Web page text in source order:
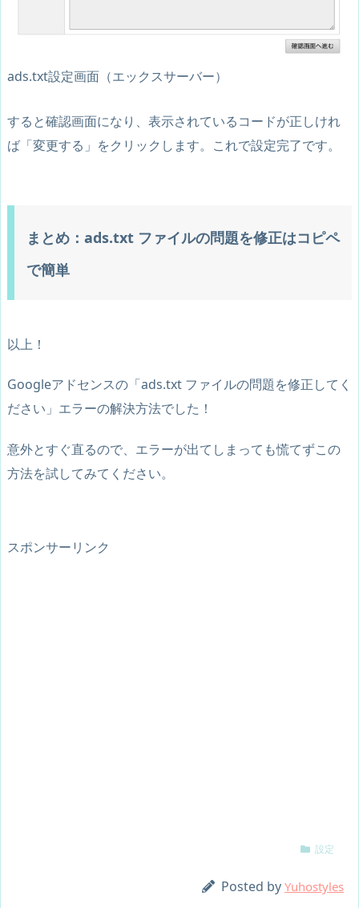
ads.txt設定画面（エックスサーバー）
すると確認画面になり、表示されているコードが正しけれ
ば「変更する」をクリックします。これで設定完了です。
まとめ：ads.txt ファイルの問題を修正はコピペ
で簡単
以上！
Googleアドセンスの「ads.txt ファイルの問題を修正してく
ださい」エラーの解決方法でした！
意外とすぐ直るので、エラーが出てしまっても慌てずこの
方法を試してみてください。
スポンサーリンク
設定
Posted by Yuhostyles